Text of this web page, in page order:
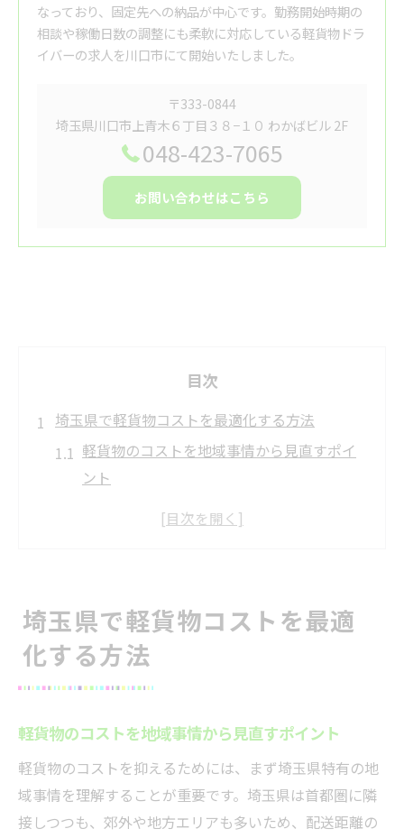
なっており、固定先への納品が中心です。勤務開始時期の
相談や稼働日数の調整にも柔軟に対応している軽貨物ドラ
イバーの求人を川口市にて開始いたしました。
〒333-0844
埼玉県川口市上青木６丁目３８−１０ わかばビル 2F
048-423-7065
お問い合わせはこちら
目次
埼玉県で軽貨物コストを最適化する方法
軽貨物のコストを地域事情から見直すポイ
ント
埼玉県の軽貨物ドライバーが意識すべきコ
黒ナンバー活用で軽貨物コストを下げる方
法
軽貨物の収入アップに効くコスト管理術
策
運賃表PDFで学ぶ軽貨物コストの抑え方
軽貨物収入増を目指す経費管理のコツ
埼玉県で軽貨物コストを最適
化する方法
軽貨物のコストを地域事情から見直すポイント
軽貨物のコストを抑えるためには、まず埼玉県特有の地
域事情を理解することが重要です。埼玉県は首都圏に隣
接しつつも、郊外や地方エリアも多いため、配送距離の